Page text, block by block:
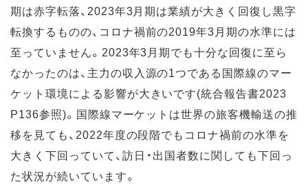
期は赤字転落、2023年3月期は業績が大きく回復し黒字
転換するものの、コロナ禍前の2019年3月期の水準には
至っていません。2023年3月期でも十分な回復に至ら
なかったのは、主力の収入源の1つである国際線のマー
ケット環境による影響が大きいです(統合報告書2023
P136参照)。国際線マーケットは世界の旅客機輸送の推
移を見ても、2022年度の段階でもコロナ禍前の水準を
大きく下回っていて、訪日・出国者数に関しても下回っ
た状況が続いています。